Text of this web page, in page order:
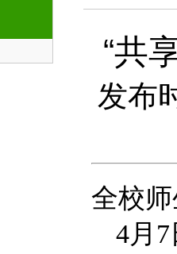
“共
发布
全校
4月